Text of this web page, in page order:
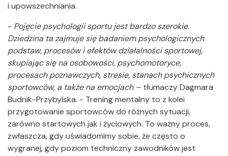
i upowszechniania.
- Pojęcie psychologii sportu jest bardzo szerokie.
Dziedzina ta zajmuje się badaniem psychologicznych
podstaw, procesów i efektów działalności sportowej,
skupiając się na osobowości, psychomotoryce,
procesach poznawczych, stresie, stanach psychicznych
sportowców, a także na emocjach – tłumaczy Dagmara
Budnik-Przybylska. - Trening mentalny to z kolei
przygotowanie sportowców do różnych sytuacji,
zarówno startowych jak i życiowych. To ważny proces,
zwłaszcza, gdy uświadomimy sobie, że często o
wygranej, gdy poziom techniczny zawodników jest